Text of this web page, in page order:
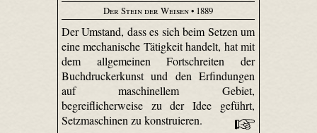
Der Stein der Weisen• 1889
Der Umstand, dass es sich beim Setzen um
eine mechanische Tätigkeit handelt, hat mit
dem allgemeinen Fortschreiten der
Buchdruckerkunst und den Erfindungen
auf maschinellem Gebiet,
begreiflicherweise zu der Idee geführt,
Setzmaschinen zu konstruieren.